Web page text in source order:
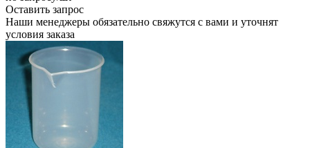
Оставить запрос
Наши менеджеры обязательно свяжутся с вами и уточнят
условия заказа